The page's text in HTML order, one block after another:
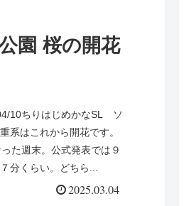
園 桜の開花
10ちりはじめかなSL ソ
系はこれから開花です。
た週末。公式発表では９
分くらい。どちら...
2025.03.04